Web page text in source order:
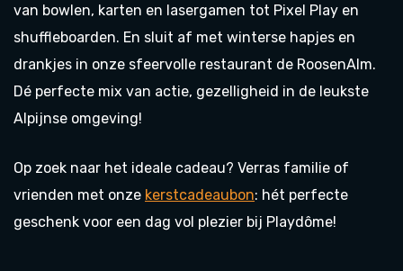
van bowlen, karten en lasergamen tot Pixel Play en
shuffleboarden. En sluit af met winterse hapjes en
drankjes in onze sfeervolle restaurant de RoosenAlm.
Dé perfecte mix van actie, gezelligheid in de leukste
Alpijnse omgeving!
Op zoek naar het ideale cadeau? Verras familie of
vrienden met onze kerstcadeaubon: hét perfecte
geschenk voor een dag vol plezier bij Playdôme!